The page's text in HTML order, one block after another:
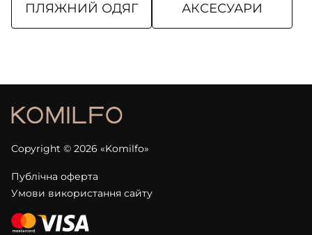
ПЛЯЖНИЙ ОДЯГ АКСЕСУАРИ
Copyright © 2026 «Komilfo»
Публічна оферта
Умови використання сайту